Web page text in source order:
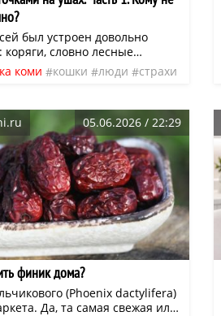
был устроен довольно
коряги, словно лесные
драконы, нависали над
густой кустарник
настил позволял
на мир свысока.
настиле, грациозно
себя передние лапы,
рысь по кличке Эван. Эван был
философской
Если сравнивать его с
он был похож на опытного,
сенбернара, который
и теперь предпочитал за всем
коми кошки люди
страхи
05.06.2026 / 22:29
финик дома?
(Phoenix dactylifera)
Да, та самая свежая или